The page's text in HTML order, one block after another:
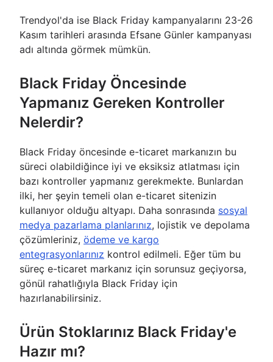
Trendyol'da ise Black Friday kampanyalarını 23-26
Kasım tarihleri arasında Efsane Günler kampanyası
adı altında görmek mümkün.
Black Friday Öncesinde
Yapmanız Gereken Kontroller
Nelerdir?
Black Friday öncesinde e-ticaret markanızın bu
süreci olabildiğince iyi ve eksiksiz atlatması için
bazı kontroller yapmanız gerekmekte. Bunlardan
ilki, her şeyin temeli olan e-ticaret sitenizin
kullanıyor olduğu altyapı. Daha sonrasında sosyal
medya pazarlama planlarınız, lojistik ve depolama
çözümleriniz, ödeme ve kargo
entegrasyonlarınız kontrol edilmeli. Eğer tüm bu
süreç e-ticaret markanız için sorunsuz geçiyorsa,
gönül rahatlığıyla Black Friday için
hazırlanabilirsiniz.
Ürün Stoklarınız Black Friday'e
Hazır mı?